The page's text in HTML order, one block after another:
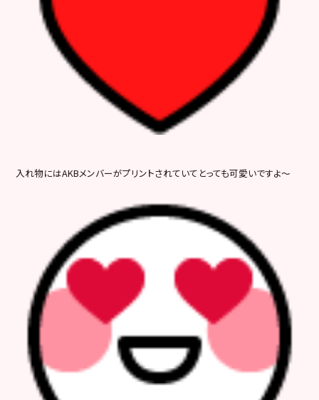
入れ物にはAKBメンバーがプリントされていてとっても可愛いですよ～